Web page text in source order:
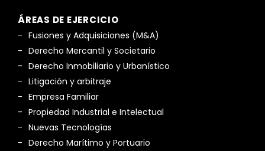
ÁREAS DE EJERCICIO
Fusiones y Adquisiciones (M&A)
Derecho Mercantil y Societario
Derecho Inmobiliario y Urbanístico
Litigación y arbitraje
Empresa Familiar
Propiedad Industrial e Intelectual
Nuevas Tecnologías
Derecho Marítimo y Portuario